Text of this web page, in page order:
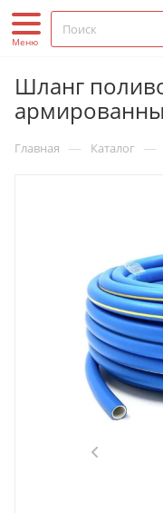
Шланг
Главная — Каталог —